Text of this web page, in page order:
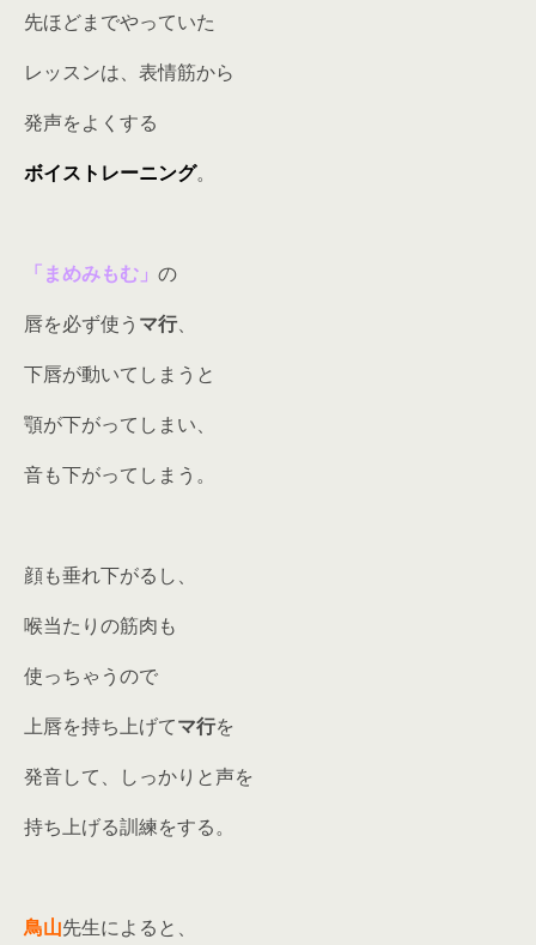
先ほどまでやっていた
レッスンは、表情筋から
発声をよくする
ボイストレーニング。
「まめみもむ」 の
唇を必ず使う マ行、
下唇が動いてしまうと
顎が下がってしまい、
音も下がってしまう。
顔も垂れ下がるし、
喉当たりの筋肉も
使っちゃうので
上唇を持ち上げてマ行を
発音して、しっかりと声を
持ち上げる訓練をする。
鳥山先生によると、